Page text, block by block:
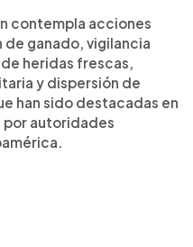
contempla acciones
ganado, vigilancia
heridas frescas,
y dispersión de
han sido destacadas en
por autoridades